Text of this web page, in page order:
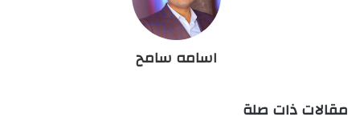
اسامه سامح
مقالات ذات صلة